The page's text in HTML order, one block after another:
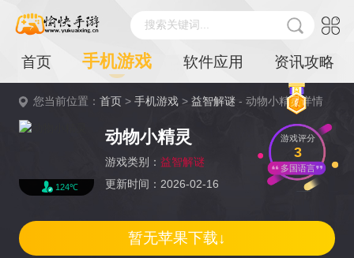
搜索关键词...
首页 手机游戏 软件应用 资讯攻略
您当前位置：首页 >手机游戏 >益智解谜 - 动物小精灵详情
124℃
动物小精灵
游戏类别： 益智解谜
更新时间：2026-02-16
游戏评分
3
多国语言
暂无苹果下载↓